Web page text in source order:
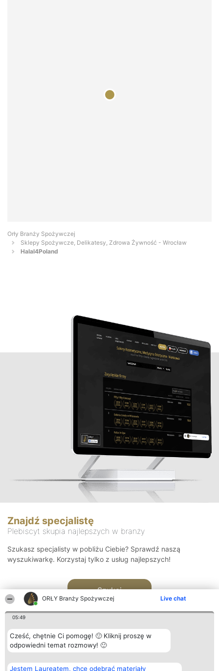
ORŁY Branży Spożywczej Live chat
05:49
Cześć, chętnie Ci pomogę! 🙂 Kliknij proszę w
odpowiedni temat rozmowy! 🙂
Jestem Laureatem, chcę odebrać materiały
Orły Branży Spożywczej
Sklepy Spożywcze, Delikatesy, Zdrowa Żywność - Wrocław
Halal4Poland
Znajdź specjalistę
Plebiscyt skupia najlepszych w branży
Szukasz specjalisty w pobliżu Ciebie? Sprawdź naszą
wyszukiwarkę. Korzystaj tylko z usług najlepszych!
Szukaj
Organizator plebiscytu
Bright Side Solutions sp. z o.
Plebiscyt
Laureaci
Kontakt
Kontakt